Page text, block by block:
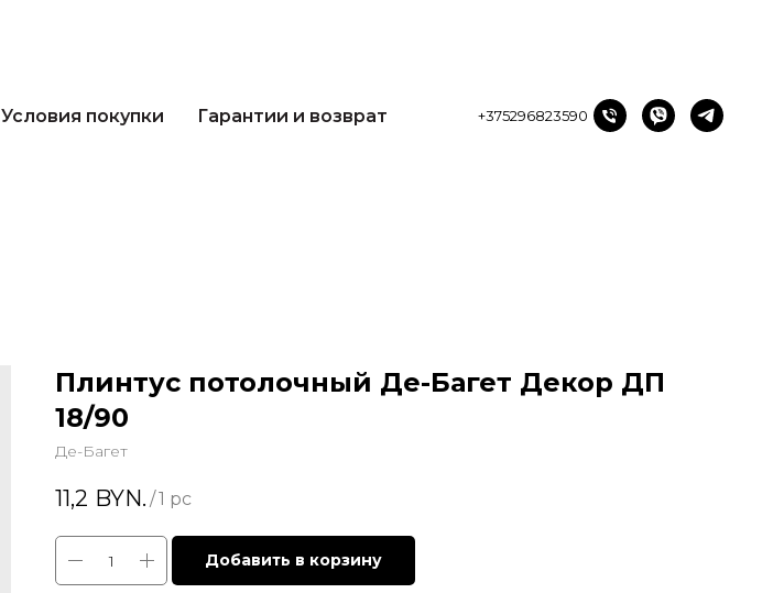
Условия покупки Гарантии и возврат +375296823590
Плинтус потолочный Де-Багет Декор ДП
18/90
Де-Багет
11,2 BYN. /1 pc
Добавить в корзину